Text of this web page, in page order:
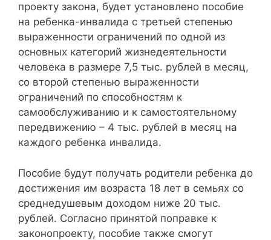
проекту закона, будет установлено пособие
на ребенка-инвалида с третьей степенью
выраженности ограничений по одной из
основных категорий жизнедеятельности
человека в размере 7,5 тыс. рублей в месяц,
со второй степенью выраженности
ограничений по способностям к
самообслуживанию и к самостоятельному
передвижению – 4 тыс. рублей в месяц на
каждого ребенка инвалида.
Пособие будут получать родители ребенка до
достижения им возраста 18 лет в семьях со
среднедушевым доходом ниже 20 тыс.
рублей. Согласно принятой поправке к
законопроекту, пособие также смогут